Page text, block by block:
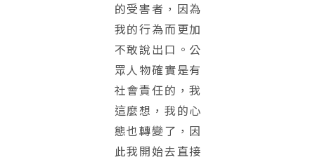
的受害者，因為
我的行為而更加
不敢說出口。公
眾人物確實是有
社會責任的，我
這麼想，我的心
態也轉變了，因
此我開始去直接